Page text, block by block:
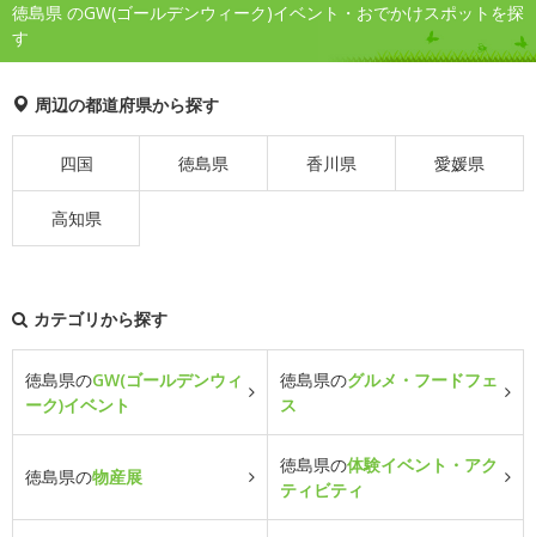
徳島県 のGW(ゴールデンウィーク)イベント・おでかけスポットを探
す
周辺の都道府県から探す
四国 徳島県 香川県 愛媛県
高知県
カテゴリから探す
徳島県のGW(ゴールデンウィ
ーク)イベント
徳島県のグルメ・フードフェ
ス
徳島県の物産展
徳島県の体験イベント・アク
ティビティ